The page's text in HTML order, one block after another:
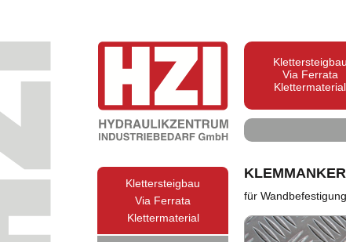
Klettersteigbau
Via Ferrata
Klettermaterial
Klettersteigbau
Via Ferrata
Klettermaterial
für Wandbefestigung